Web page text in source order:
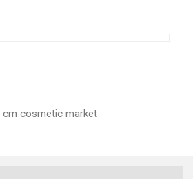
cm cosmetic market